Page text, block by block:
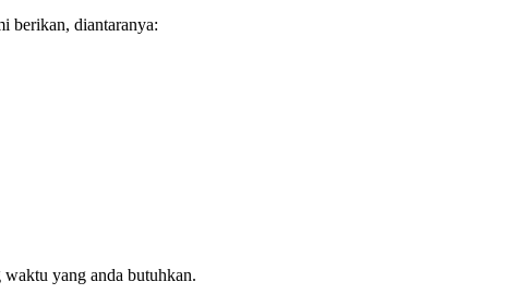
berikan, diantaranya:
yang anda butuhkan.